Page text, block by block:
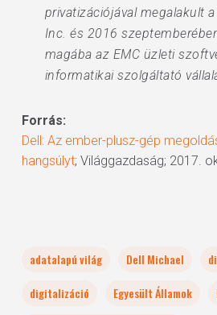
privatizációjával megalakult
Inc. és 2016
magába az EMC üzleti
informatikai szolgáltató
Forrás:
Dell: Az ember-plusz-gép
hangsúlyt; Világgazdaság; 2017.
adatalapú világ Dell Michael
digitalizáció
Egyesült Államok